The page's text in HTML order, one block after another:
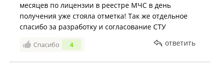
месяцев по лицензии в реестре МЧС в день
получения уже стояла отметка! Так же отдельное
спасибо за разработку и согласование СТУ
Спасибо 4 ответить